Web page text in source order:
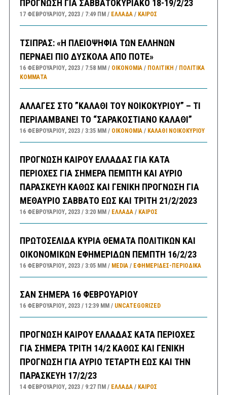
ΠΡΟΓΝΩΣΗ ΓΙΑ ΣΑΒΒΑΤΟΚΥΡΙΑΚΟ 18-19/2/23
17 ΦΕΒΡΟΥΑΡΊΟΥ, 2023 7:49 ΠΜ ΕΛΛΑΔA/ ΚΑΙΡΌΣ
ΤΣΙΠΡΑΣ: «Η ΠΛΕΙΟΨΗΦΙΑ ΤΩΝ ΕΛΛΗΝΩΝ
ΠΕΡΝΑΕΙ ΠΙΟ ΔΥΣΚΟΛΑ ΑΠΟ ΠΟΤΕ»
16 ΦΕΒΡΟΥΑΡΊΟΥ, 2023 7:58 ΜΜ ΟΙΚΟΝΟΜΙΑ/ ΠΟΛΙΤΙΚΗ / ΠΟΛΙΤΙΚΆ
ΚΌΜΜΑΤΑ
ΑΛΛΑΓΕΣ ΣΤΟ ”ΚΑΛΑΘΙ ΤΟΥ ΝΟΙΚΟΚΥΡΙΟΥ” – ΤΙ
ΠΕΡΙΛΑΜΒΑΝΕΙ ΤΟ “ΣΑΡΑΚΟΣΤΙΑΝΟ ΚΑΛΑΘΙ”
16 ΦΕΒΡΟΥΑΡΊΟΥ, 2023 3:35 ΜΜ ΟΙΚΟΝΟΜΙΑ/ ΚΑΛΑΘΙ ΝΟΙΚΟΚΥΡΙΟΥ
ΠΡΟΓΝΩΣΗ ΚΑΙΡΟΥ ΕΛΛΑΔΑΣ ΓΙΑ ΚΑΤΑ
ΠΕΡΙΟΧΕΣ ΓΙΑ ΣΗΜΕΡΑ ΠΕΜΠΤΗ ΚΑΙ ΑΥΡΙΟ
ΠΑΡΑΣΚΕΥΗ ΚΑΘΩΣ ΚΑΙ ΓΕΝΙΚΗ ΠΡΟΓΝΩΣΗ ΓΙΑ
ΜΕΘΑΥΡΙΟ ΣΑΒΒΑΤΟ ΕΩΣ ΚΑΙ ΤΡΙΤΗ 21/2/2023
16 ΦΕΒΡΟΥΑΡΊΟΥ, 2023 3:20 ΜΜ ΕΛΛΑΔA/ ΚΑΙΡΌΣ
ΠΡΩΤΟΣΕΛΙΔΑ ΚΥΡΙΑ ΘΕΜΑΤΑ ΠΟΛΙΤΙΚΩΝ ΚΑΙ
ΟΙΚΟΝΟΜΙΚΩΝ ΕΦΗΜΕΡΙΔΩΝ ΠΕΜΠΤΗ 16/2/23
16 ΦΕΒΡΟΥΑΡΊΟΥ, 2023 3:05 ΜΜ MEDIA/ ΕΦΗΜΕΡΊΔΕΣ-ΠΕΡΙΟΔΙΚΆ
ΣΑΝ ΣΗΜΕΡΑ 16 ΦΕΒΡΟΥΑΡΙΟΥ
16 ΦΕΒΡΟΥΑΡΊΟΥ, 2023 12:39 ΜΜ UNCATEGORIZED
ΠΡΟΓΝΩΣΗ ΚΑΙΡΟΥ ΕΛΛΑΔΑΣ ΚΑΤΑ ΠΕΡΙΟΧΕΣ
ΓΙΑ ΣΗΜΕΡΑ ΤΡΙΤΗ 14/2 ΚΑΘΩΣ ΚΑΙ ΓΕΝΙΚΗ
ΠΡΟΓΝΩΣΗ ΓΙΑ ΑΥΡΙΟ ΤΕΤΑΡΤΗ ΕΩΣ ΚΑΙ ΤΗΝ
ΠΑΡΑΣΚΕΥΗ 17/2/23
14 ΦΕΒΡΟΥΑΡΊΟΥ, 2023 9:27 ΠΜ ΕΛΛΑΔA/ ΚΑΙΡΌΣ